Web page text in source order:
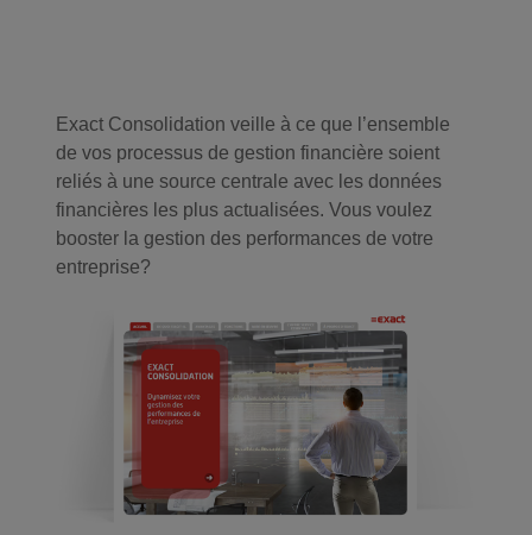
Exact Consolidation veille à ce que l’ensemble
de vos processus de gestion financière soient
reliés à une source centrale avec les données
financières les plus actualisées. Vous voulez
booster la gestion des performances de votre
entreprise?